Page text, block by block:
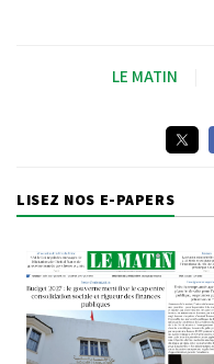
LE MATIN
LISEZ NOS E-PAPERS